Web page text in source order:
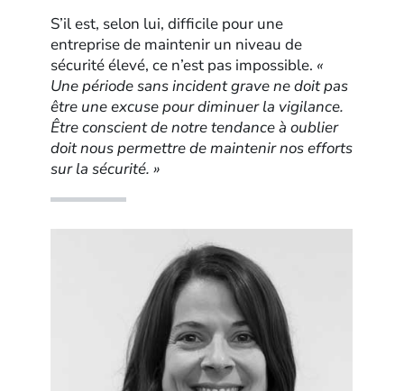
S’il est, selon lui, difficile pour une
entreprise de maintenir un niveau de
sécurité élevé, ce n’est pas impossible. «
Une période sans incident grave ne doit pas
être une excuse pour diminuer la vigilance.
Être conscient de notre tendance à oublier
doit nous permettre de maintenir nos efforts
sur la sécurité. »